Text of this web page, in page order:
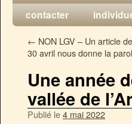
contacter
← NON LGV – Un article
30 avril nous donne la
Une année
vallée de
Publié le4 mai 2022